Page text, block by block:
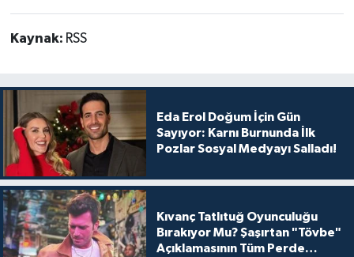
Kaynak: RSS
Eda Erol Doğum İçin Gün
Sayıyor: Karnı Burnunda İlk
Pozlar Sosyal Medyayı Salladı!
Kıvanç Tatlıtuğ Oyunculuğu
Bırakıyor Mu? Şaşırtan "Tövbe"
Açıklamasının Tüm Perde